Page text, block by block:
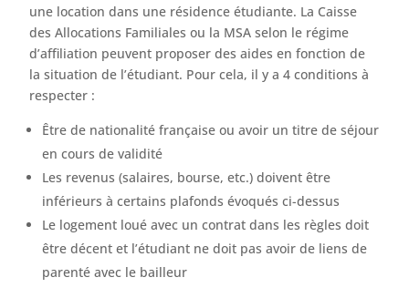
une location dans une résidence étudiante. La Caisse
des Allocations Familiales ou la MSA selon le régime
d’affiliation peuvent proposer des aides en fonction de
la situation de l’étudiant. Pour cela, il y a 4 conditions à
respecter :
Être de nationalité française ou avoir un titre de séjour
en cours de validité
Les revenus (salaires, bourse, etc.) doivent être
inférieurs à certains plafonds évoqués ci-dessus
Le logement loué avec un contrat dans les règles doit
être décent et l’étudiant ne doit pas avoir de liens de
parenté avec le bailleur